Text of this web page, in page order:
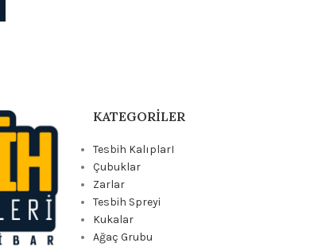
KATEGORILER
Tesbih KalıplarI
Çubuklar
Zarlar
Tesbih Spreyi
Kukalar
Ağaç Grubu